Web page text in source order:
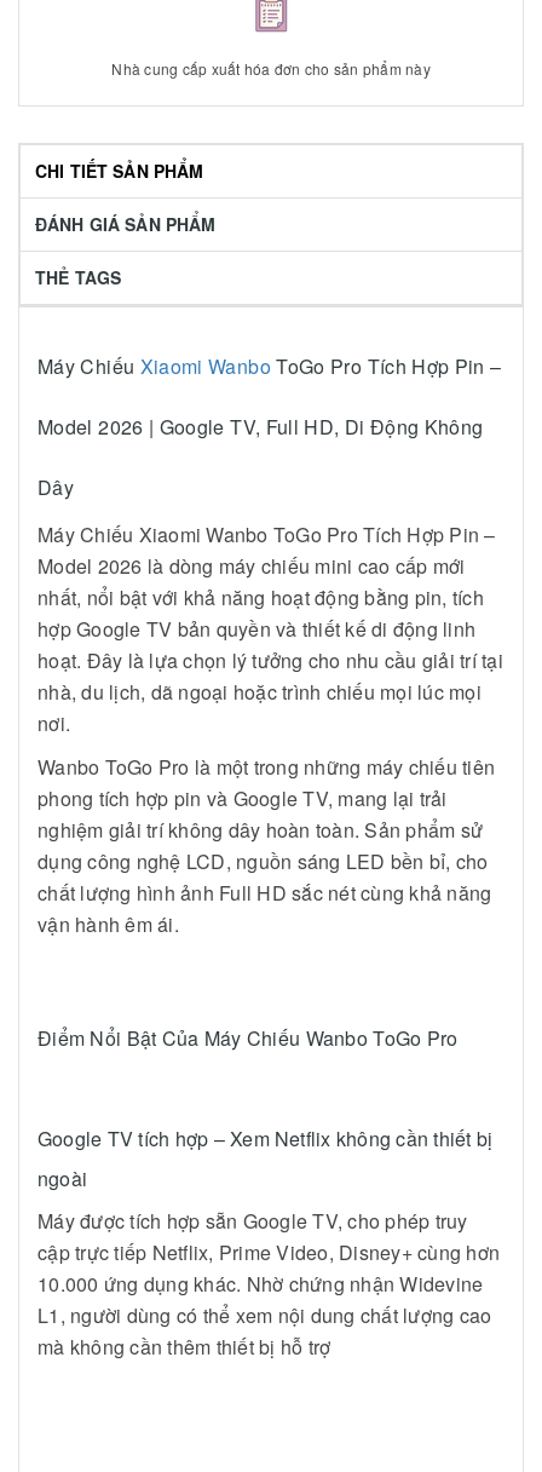
Nhà cung cấp xuất hóa đơn cho sản phẩm này
CHI TIẾT SẢN PHẨM
ĐÁNH GIÁ SẢN PHẨM
THẺ TAGS
Máy Chiếu Xiaomi WanboToGo Pro Tích Hợp Pin –
Model 2026 | Google TV, Full HD, Di Động Không
Dây
Máy Chiếu Xiaomi Wanbo ToGo Pro Tích Hợp Pin –
Model 2026 là dòng máy chiếu mini cao cấp mới
nhất, nổi bật với khả năng hoạt động bằng pin, tích
hợp Google TV bản quyền và thiết kế di động linh
hoạt. Đây là lựa chọn lý tưởng cho nhu cầu giải trí tại
nhà, du lịch, dã ngoại hoặc trình chiếu mọi lúc mọi
nơi.
Wanbo ToGo Pro là một trong những máy chiếu tiên
phong tích hợp pin và Google TV, mang lại trải
nghiệm giải trí không dây hoàn toàn. Sản phẩm sử
dụng công nghệ LCD, nguồn sáng LED bền bỉ, cho
chất lượng hình ảnh Full HD sắc nét cùng khả năng
vận hành êm ái.
Điểm Nổi Bật Của Máy Chiếu Wanbo ToGo Pro
Google TV tích hợp – Xem Netflix không cần thiết bị
ngoài
Máy được tích hợp sẵn Google TV, cho phép truy
cập trực tiếp Netflix, Prime Video, Disney+ cùng hơn
10.000 ứng dụng khác. Nhờ chứng nhận Widevine
L1, người dùng có thể xem nội dung chất lượng cao
mà không cần thêm thiết bị hỗ trợ